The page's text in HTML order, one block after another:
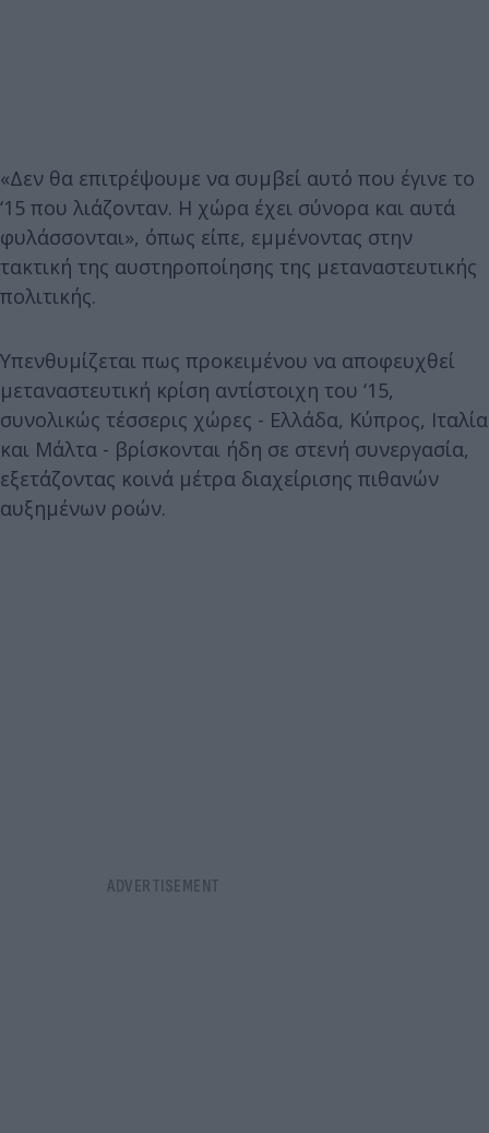
«Δεν θα επιτρέψουμε να συμβεί αυτό που έγινε το
‘15 που λιάζονταν. Η χώρα έχει σύνορα και αυτά
φυλάσσονται», όπως είπε, εμμένοντας στην
τακτική της αυστηροποίησης της μεταναστευτικής
πολιτικής.
Υπενθυμίζεται πως προκειμένου να αποφευχθεί
μεταναστευτική κρίση αντίστοιχη του ‘15,
συνολικώς τέσσερις χώρες - Ελλάδα, Κύπρος, Ιταλία
και Μάλτα - βρίσκονται ήδη σε στενή συνεργασία,
εξετάζοντας κοινά μέτρα διαχείρισης πιθανών
αυξημένων ροών.